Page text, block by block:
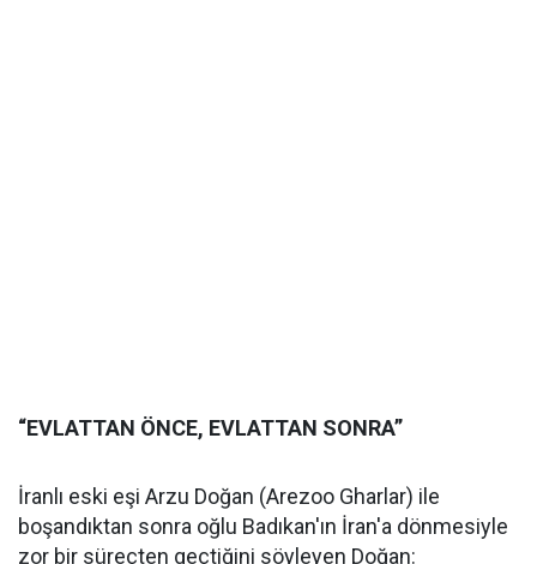
“EVLATTAN ÖNCE, EVLATTAN SONRA”
İranlı eski eşi Arzu Doğan (Arezoo Gharlar) ile
boşandıktan sonra oğlu Badıkan'ın İran'a dönmesiyle
zor bir süreçten geçtiğini söyleyen Doğan: